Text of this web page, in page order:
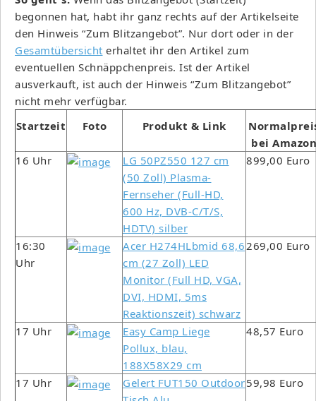
begonnen hat, habt ihr ganz rechts auf der Artikelseite
den Hinweis “Zum Blitzangebot”. Nur dort oder in der
Gesamtübersicht erhaltet ihr den Artikel zum
eventuellen Schnäppchenpreis. Ist der Artikel
ausverkauft, ist auch der Hinweis “Zum Blitzangebot”
nicht mehr verfügbar.
Startzeit
Foto Produkt & Link
bei Amazon
16 Uhr
LG 50PZ550 127 cm
(50 Zoll) Plasma-
Fernseher (Full-HD,
600 Hz, DVB-C/T/S,
HDTV) silber
899,00 Euro
16:30
Uhr
Acer H274HLbmid 68,6
cm (27 Zoll) LED
Monitor (Full HD, VGA,
DVI, HDMI, 5ms
Reaktionszeit) schwarz
269,00 Euro
17 Uhr
Easy Camp Liege
Pollux, blau,
188X58X29 cm
48,57 Euro
17 Uhr
Gelert FUT150 Outdoor59,98 Euro